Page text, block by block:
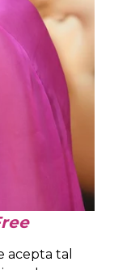
acepta tal